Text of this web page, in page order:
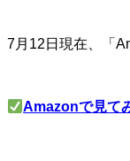
7月12日現在、「
Amazonで見て